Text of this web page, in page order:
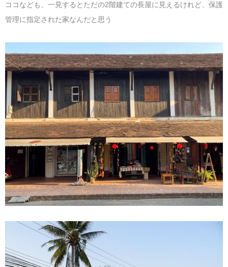
ココなども、一見するとただの2階建ての長屋に見えるけれど、保護
管理に指定された家なんだと思う